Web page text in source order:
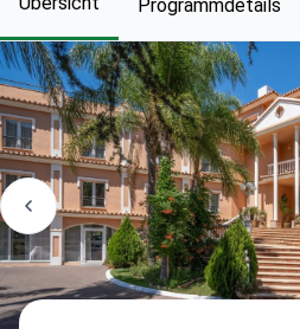
Programmdetails